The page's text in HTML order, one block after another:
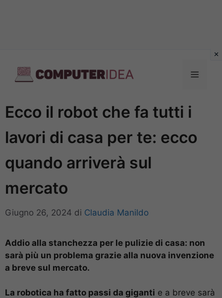
contenuto
Menu
Ecco il robot che fa tutti i
lavori di casa per te: ecco
quando arriverà sul
mercato
Giugno 26, 2024 di Claudia Manildo
Addio alla stanchezza per le pulizie di casa: non
sarà più un problema grazie alla nuova invenzione
a breve sul mercato.
La robotica ha fatto passi da giganti e a breve sarà